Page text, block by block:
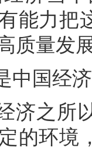
能力把
质量发
中国经
济之所
的环境